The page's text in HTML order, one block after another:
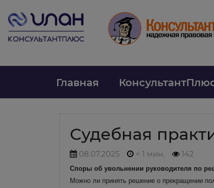
Главная
Судебная
08.07.2025 < 1 мин. 142
Споры об увольнении руководителя по
Можно ли принять решение о прекращении